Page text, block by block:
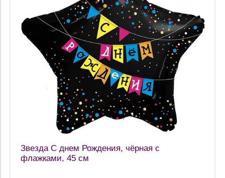
Звезда С днем Рождения, чёрная с
флажками, 45 см